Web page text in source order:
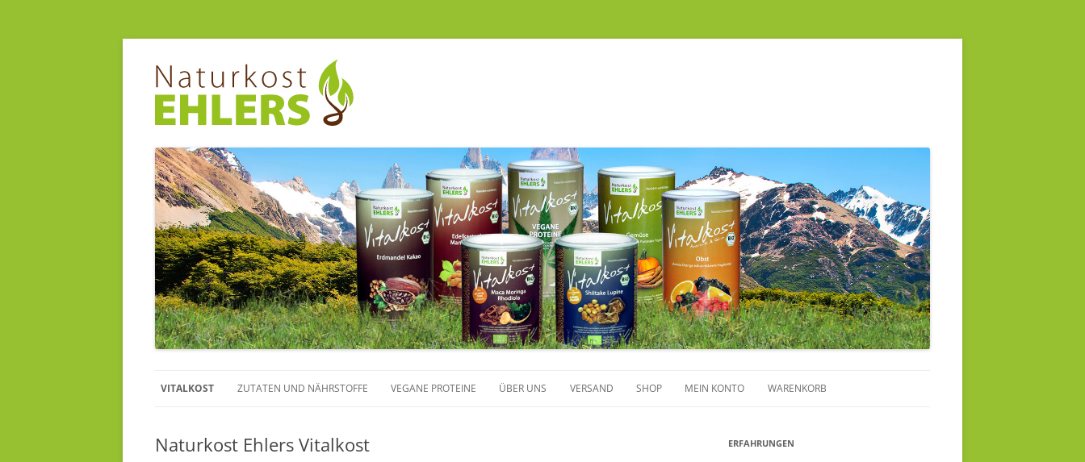
Naturkost Ehlers
Inhalt
VITALKOST ZUTATEN UND NÄHRSTOFFE VEGANE PROTEINE ÜBER UNS VERSAND SHOP MEIN KONTO WARENKORB
Naturkost Ehlers Vitalkost ERFAHRUNGEN